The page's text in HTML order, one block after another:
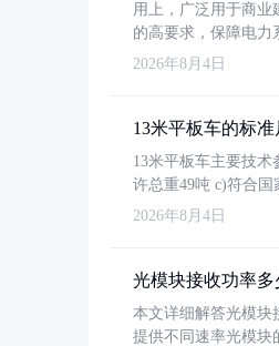
用上，广泛用于商业
的高要求，保障电力
2026年8月4日
13米平板车的标
13米平板车主要技术
许总重49吨 c)符合
2026年8月4日
光模块接收功率多
本文详细解答光模块
提供不同速率光模块